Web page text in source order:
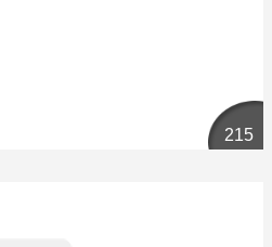
215